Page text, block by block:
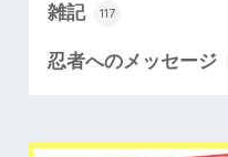
雑記 117
忍者へのメッセージ